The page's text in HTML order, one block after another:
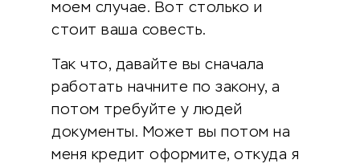
моем случае. Вот столько и
стоит ваша совесть.
Так что, давайте вы сначала
работать начните по закону, а
потом требуйте у людей
документы. Может вы потом на
меня кредит оформите, откуда я